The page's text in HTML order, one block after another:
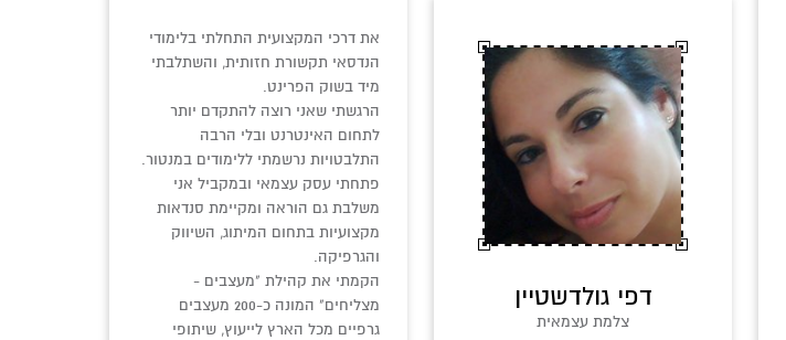
את דרכי המקצועית התחלתי בלימודי
הנדסאי תקשורת חזותית, והשתלבתי
מיד בשוק הפרינט.
הרגשתי שאני רוצה להתקדם יותר
לתחום האינטרנט ובלי הרבה
התלבטויות נרשמתי ללימודים במנטור.
פתחתי עסק עצמאי ובמקביל אני
משלבת גם הוראה ומקיימת סנדאות
מקצועיות בתחום המיתוג, השיווק
והגרפיקה.
הקמתי את קהילת "מעצבים -
מצליחים" המונה כ-200 מעצבים
גרפיים מכל הארץ לייעוץ, שיתופי
דפי גולדשטיין
צלמת עצמאית